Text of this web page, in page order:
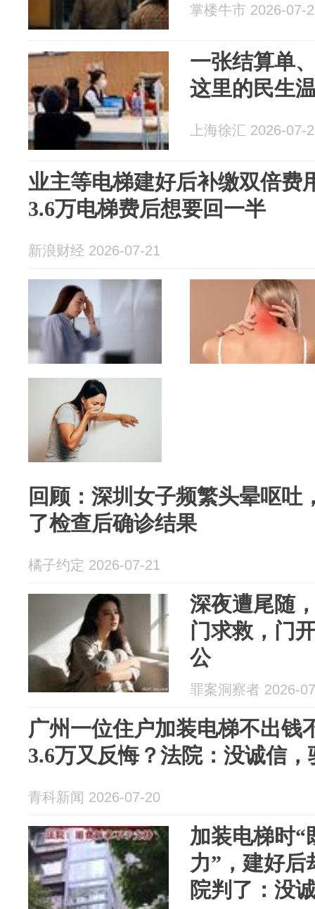
掌楼牛市 2026-07-
一张结算单
这里的民生
上海徐汇 2026-07-
业主等电梯建好后补缴双倍费
3.6万电梯费后想要回一半
新浪财经 2026-07-21
回顾：深圳女子频繁头晕呕吐
了检查后确诊结果
橘子约定 2026-07-21
深夜遭尾随
门求救，门
公
罪案洞察者 2026-
广州一位住户加装电梯不出钱
3.6万又反悔？法院：没诚信，
青科新闻 2026-07-20
加装电梯时“
力”，建好后
院判了：没